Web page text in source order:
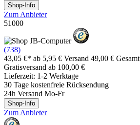
Shop-Info
Zum Anbieter
51000
(738)
43,05 €* ab 5,95 € Versand 49,00 € Gesamt
Gratisversand ab 100,00 €
Lieferzeit: 1-2 Werktage
30 Tage kostenfreie Rücksendung
24h Versand Mo-Fr
Shop-Info
Zum Anbieter